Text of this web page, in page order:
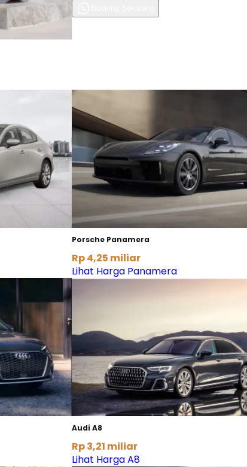
Porsche Panamera
Rp 4,25 miliar
Lihat Harga Panamera
Audi A8
Rp 3,21 miliar
Lihat Harga A8